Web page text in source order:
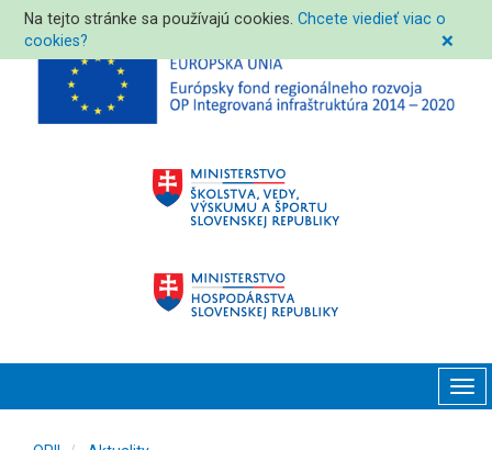
Na tejto stránke sa používajú cookies.Chcete viedieť viac o
cookies?
❌